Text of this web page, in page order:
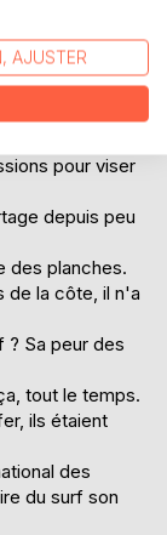
elle se
revenir
plus un
pour viser
depuis peu
des planches.
de la côte, il n'a
? Sa peur des
tout le temps.
ils étaient
des
du surf son
AJUSTER